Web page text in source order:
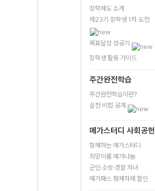
장학제도 소개
제23기 장학생 1차 도전
목표달성 성공기
장학생 활동 가이드
주간완전학습
주간완전학습이란?
실천 비법 공개
메가스터디 사회공헌
함께하는 메가스터디
희망이룸 메가나눔
군인·소방·경찰 자녀
메가패스 형제자매 할인